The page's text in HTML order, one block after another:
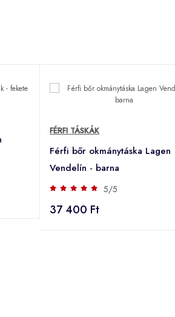
FÉRFI TÁSKÁK
Férfi bőr okmánytáska Lagen
Vendelín - barna
5/5
37 400 Ft